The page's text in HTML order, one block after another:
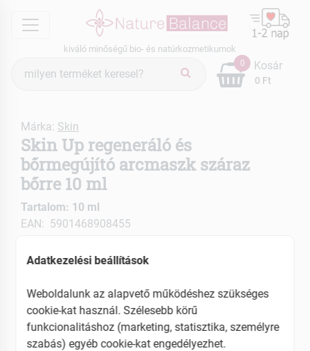
menu
kiváló minőségű bio- és natúrkozmetikumok
keresés
0
0 Ft
Kosár
Márka: Skin
Skin Up regeneráló és
bőrmegújító arcmaszk száraz
bőrre 10 ml
Tartalom: 10 ml
EAN: 5901468908455
Adatkezelési beállítások
Weboldalunk az alapvető működéshez szükséges
cookie-kat használ. Szélesebb körű
funkcionalitáshoz (marketing, statisztika, személyre
szabás) egyéb cookie-kat engedélyezhet.